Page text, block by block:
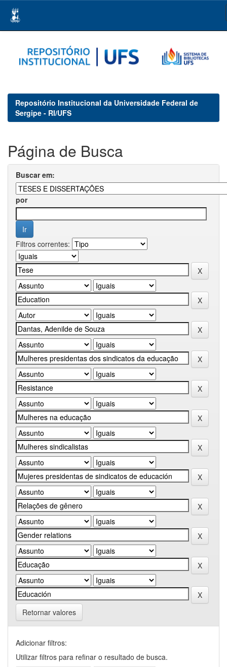
navigation
Repositório Institucional da Universidade Federal de
Sergipe - RI/UFS
Página de Busca
Buscar em:
por
Filtros correntes:
Retornar valores
Adicionar filtros:
Utilizar filtros para refinar o resultado de busca.